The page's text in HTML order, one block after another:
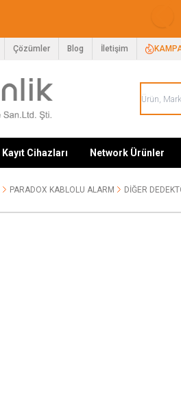
Çözümler Blog İletişim
Kayıt Cihazları Network Ürünler
PARADOX KABLOLU ALARM DIĞER